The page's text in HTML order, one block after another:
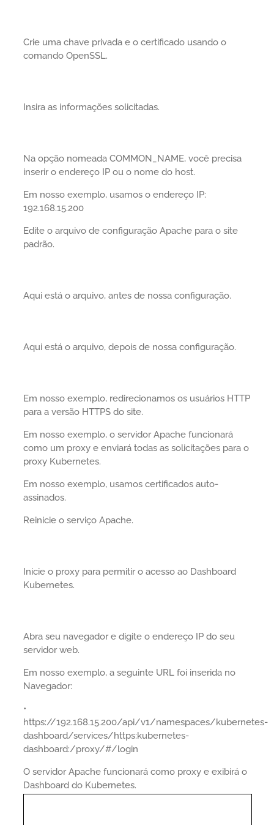
Crie uma chave privada e o certificado usando o
comando OpenSSL.
Insira as informações solicitadas.
Na opção nomeada COMMON_NAME, você precisa
inserir o endereço IP ou o nome do host.
Em nosso exemplo, usamos o endereço IP:
192.168.15.200
Edite o arquivo de configuração Apache para o site
padrão.
Aqui está o arquivo, antes de nossa configuração.
Aqui está o arquivo, depois de nossa configuração.
Em nosso exemplo, redirecionamos os usuários HTTP
para a versão HTTPS do site.
Em nosso exemplo, o servidor Apache funcionará
como um proxy e enviará todas as solicitações para o
proxy Kubernetes.
Em nosso exemplo, usamos certificados auto-
assinados.
Reinicie o serviço Apache.
Inicie o proxy para permitir o acesso ao Dashboard
Kubernetes.
Abra seu navegador e digite o endereço IP do seu
servidor web.
Em nosso exemplo, a seguinte URL foi inserida no
Navegador:
•
https://192.168.15.200/api/v1/namespaces/kubernetes-
dashboard/services/https:kubernetes-
dashboard:/proxy/#/login
O servidor Apache funcionará como proxy e exibirá o
Dashboard do Kubernetes.